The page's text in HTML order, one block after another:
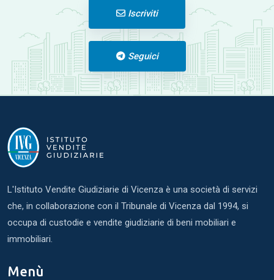
Iscriviti
Seguici
L'Istituto Vendite Giudiziarie di Vicenza è una società di servizi
che, in collaborazione con il Tribunale di Vicenza dal 1994, si
occupa di custodie e vendite giudiziarie di beni mobiliari e
immobiliari.
Menù